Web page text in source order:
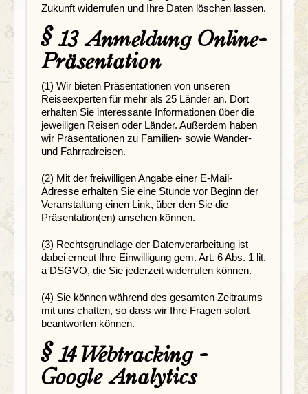
Zukunft widerrufen und Ihre Daten löschen lassen.
§ 13 Anmeldung Online-
Präsentation
(1) Wir bieten Präsentationen von unseren
Reiseexperten für mehr als 25 Länder an. Dort
erhalten Sie interessante Informationen über die
jeweiligen Reisen oder Länder. Außerdem haben
wir Präsentationen zu Familien- sowie Wander-
und Fahrradreisen.
(2) Mit der freiwilligen Angabe einer E-Mail-
Adresse erhalten Sie eine Stunde vor Beginn der
Veranstaltung einen Link, über den Sie die
Präsentation(en) ansehen können.
(3) Rechtsgrundlage der Datenverarbeitung ist
dabei erneut Ihre Einwilligung gem. Art. 6 Abs. 1 lit.
a DSGVO, die Sie jederzeit widerrufen können.
(4) Sie können während des gesamten Zeitraums
mit uns chatten, so dass wir Ihre Fragen sofort
beantworten können.
§ 14 Webtracking -
Google Analytics